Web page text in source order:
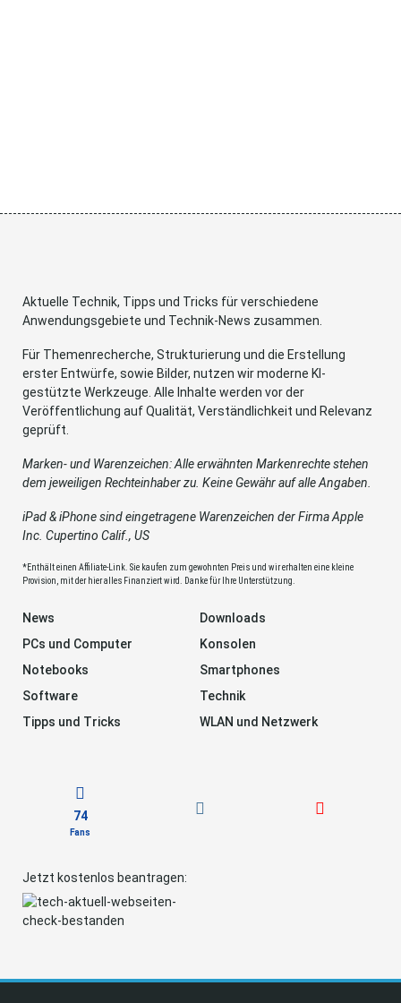
Aktuelle Technik, Tipps und Tricks für verschiedene
Anwendungsgebiete und Technik-News zusammen.
Für Themenrecherche, Strukturierung und die Erstellung
erster Entwürfe, sowie Bilder, nutzen wir moderne KI-
gestützte Werkzeuge. Alle Inhalte werden vor der
Veröffentlichung auf Qualität, Verständlichkeit und Relevanz
geprüft.
Marken- und Warenzeichen: Alle erwähnten Markenrechte stehen
dem jeweiligen Rechteinhaber zu. Keine Gewähr auf alle Angaben.
iPad & iPhone sind eingetragene Warenzeichen der Firma Apple
Inc. Cupertino Calif., US
*Enthält einen Affiliate-Link. Sie kaufen zum gewohnten Preis und wir erhalten eine kleine
Provision, mit der hier alles Finanziert wird. Danke für Ihre Unterstützung.
News
Downloads
PCs und Computer
Konsolen
Notebooks
Smartphones
Software
Technik
Tipps und Tricks
WLAN und Netzwerk
74
Fans
Jetzt kostenlos beantragen: